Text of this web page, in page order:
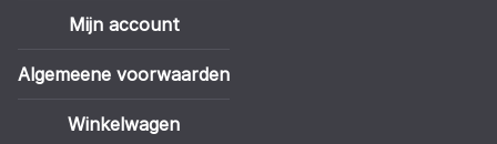
Mijn account
Algemeene voorwaarden
Winkelwagen